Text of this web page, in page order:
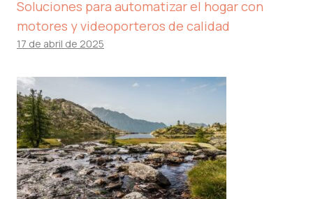
Soluciones para automatizar el hogar con
motores y videoporteros de calidad
17 de abril de 2025